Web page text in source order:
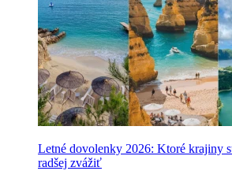
Letné dovolenky 2026: Ktoré krajiny
radšej zvážiť